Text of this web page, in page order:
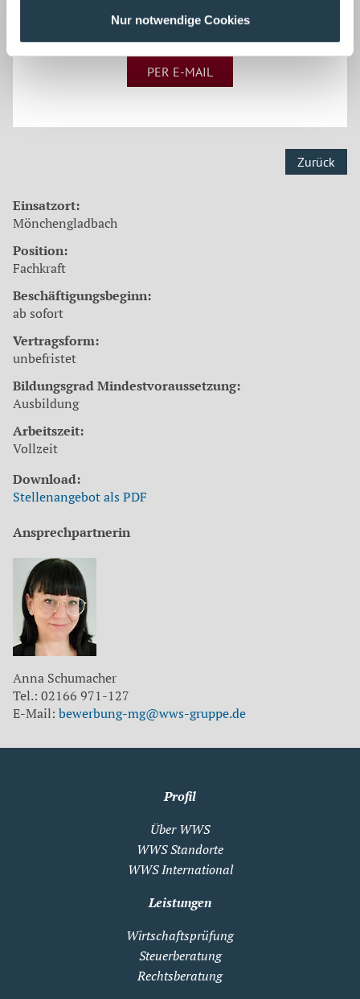
Nur notwendige Cookies
PER E-MAIL
Zurück
Einsatzort:
Mönchengladbach
Position:
Fachkraft
Beschäftigungsbeginn:
ab sofort
Vertragsform:
unbefristet
Bildungsgrad Mindestvoraussetzung:
Ausbildung
Arbeitszeit:
Vollzeit
Download:
Stellenangebot als PDF
Ansprechpartnerin
Anna Schumacher
Tel.: 02166 971-127
E-Mail: bewerbung-mg@wws-gruppe.de
Profil
Über WWS
WWS Standorte
WWS International
Leistungen
Wirtschaftsprüfung
Steuerberatung
Rechtsberatung